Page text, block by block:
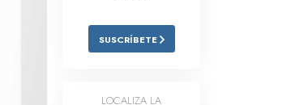
SUSCRÍBETE
LOCALIZA LA